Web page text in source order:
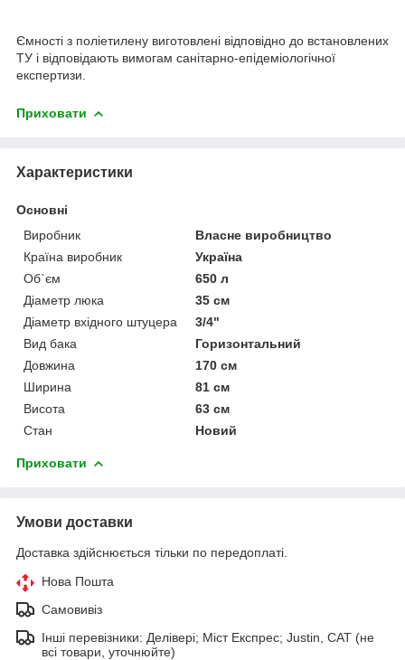
Ємності з поліетилену виготовлені відповідно до встановлених
ТУ і відповідають вимогам санітарно-епідеміологічної
експертизи.
Приховати
Характеристики
Основні
Виробник
Власне виробництво
Країна виробник
Україна
Об`єм
650 л
Діаметр люка
35 см
Діаметр вхідного штуцера
3/4"
Вид бака
Горизонтальний
Довжина
170 см
Ширина
81 см
Висота
63 см
Стан
Новий
Приховати
Умови доставки
Доставка здійснюється тільки по передоплаті.
Нова Пошта
Самовивіз
Інші перевізники: Делівері; Міст Експрес; Justin, САТ (не
всі товари, уточнюйте)